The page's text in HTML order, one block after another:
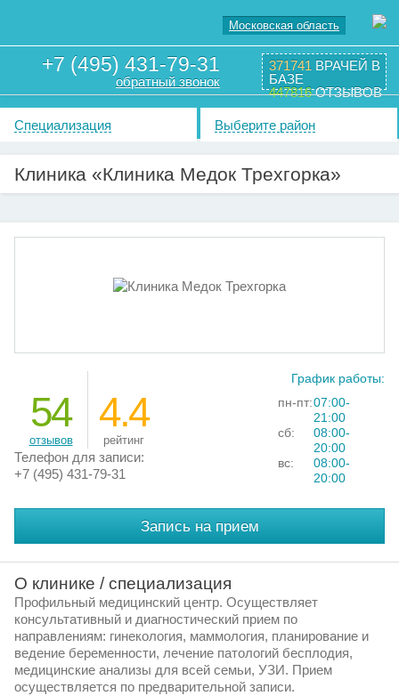
Московская область
+7 (495) 431-79-31
обратный звонок
371741 ВРАЧЕЙ В
БАЗЕ
447816ОТЗЫВОВ
Специализация Выберите район
Клиника «Клиника Медок Трехгорка»
54
отзывов
4.4
рейтинг
График работы:
пн-пт:07:00-
21:00
сб:
08:00-
20:00
вс:
08:00-
20:00
Телефон для записи:
+7 (495) 431-79-31
Запись на прием
О клинике / специализация
Профильный медицинский центр. Осуществляет
консультативный и диагностический прием по
направлениям: гинекология, маммология, планирование и
ведение беременности, лечение патологий бесплодия,
медицинские анализы для всей семьи, УЗИ. Прием
осуществляется по предварительной записи.